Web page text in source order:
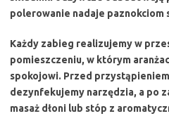
polerowanie nadaje paznokciom
Każdy zabieg realizujemy w
pomieszczeniu, w którym
spokojowi. Przed
dezynfekujemy narzędzia, a po
masaż dłoni lub stóp z